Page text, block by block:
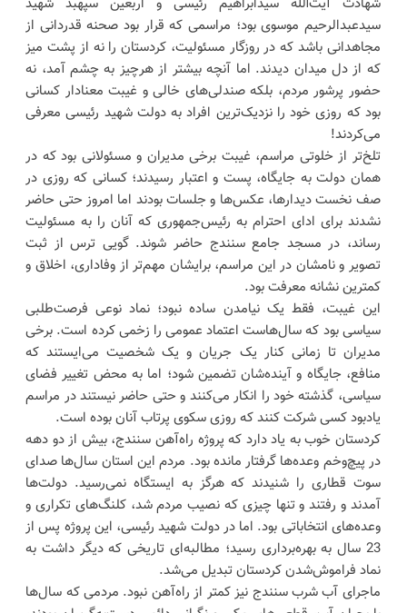
سیدعبدالرحیم موسوی بود؛ مراسمی که قرار بود صحنه قدردانی از
مجاهدانی باشد که در روزگار مسئولیت، کردستان را نه از پشت میز
که از دل میدان دیدند. اما آنچه بیشتر از هرچیز به چشم آمد، نه
حضور پرشور مردم، بلکه صندلی‌های خالی و غیبت معنادار کسانی
بود که روزی خود را نزدیک‌ترین افراد به دولت شهید رئیسی معرفی
می‌کردند!
تلخ‌تر از خلوتی مراسم، غیبت برخی مدیران و مسئولانی بود که در
همان دولت به جایگاه، پست و اعتبار رسیدند؛ کسانی که روزی در
صف نخست دیدارها، عکس‌ها و جلسات بودند اما امروز حتی حاضر
نشدند برای ادای احترام به رئیس‌جمهوری که آنان را به مسئولیت
رساند، در مسجد جامع سنندج حاضر شوند. گویی ترس از ثبت
تصویر و نامشان در این مراسم، برایشان مهم‌تر از وفاداری، اخلاق و
کمترین نشانه معرفت بود.
این غیبت، فقط یک نیامدن ساده نبود؛ نماد نوعی فرصت‌طلبی
سیاسی بود که سال‌هاست اعتماد عمومی را زخمی کرده است. برخی
مدیران تا زمانی کنار یک جریان و یک شخصیت می‌ایستند که
منافع، جایگاه و آینده‌شان تضمین شود؛ اما به محض تغییر فضای
سیاسی، گذشته خود را انکار می‌کنند و حتی حاضر نیستند در مراسم
یادبود کسی شرکت کنند که روزی سکوی پرتاب آنان بوده است.
کردستان خوب به یاد دارد که پروژه راه‌آهن سنندج، بیش از دو دهه
در پیچ‌وخم وعده‌ها گرفتار مانده بود. مردم این استان سال‌ها صدای
سوت قطاری را شنیدند که هرگز به ایستگاه نمی‌رسید. دولت‌ها
آمدند و رفتند و تنها چیزی که نصیب مردم شد، کلنگ‌های تکراری و
وعده‌های انتخاباتی بود. اما در دولت شهید رئیسی، این پروژه پس از
23 سال به بهره‌برداری رسید؛ مطالبه‌ای تاریخی که دیگر داشت به
نماد فراموش‌شدن کردستان تبدیل می‌شد.
ماجرای آب شرب سنندج نیز کمتر از راه‌آهن نبود. مردمی که سال‌ها